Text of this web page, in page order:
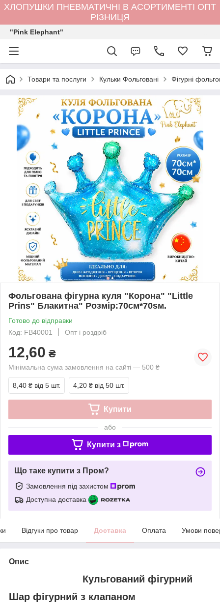
ХЛОПУШКИ ПНЕВМАТИЧНІ В АСОРТИМЕНТІ ОПТ
РІЗНИЦЯ
"Pink Elephant"
Товари та послуги Кульки Фольговані Фігурні
Фольгована фігурна куля "Корона" "Little
Prins" Блакитна" Розмір:70см*70sм.
Готово до відправки
Код: FB40001
Опт і роздріб
12,60 ₴
Мінімальна сума замовлення на сайті — 500 ₴
8,40 ₴ від 5 шт. 4,20 ₴ від 50 шт.
Купити
або
Купити з
Що таке купити з Пром?
Замовлення під захистом
Доступна доставка
Відгуки про товар Доставка Оплата Умови
Опис
Кульгований фігурний
Шар фігурний з клапаном